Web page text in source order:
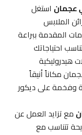
استغل
ببراعة
احتياجاتك
مكاناً أنيقاً
على ديكور
تزايد العمل عن
تتناسب مع